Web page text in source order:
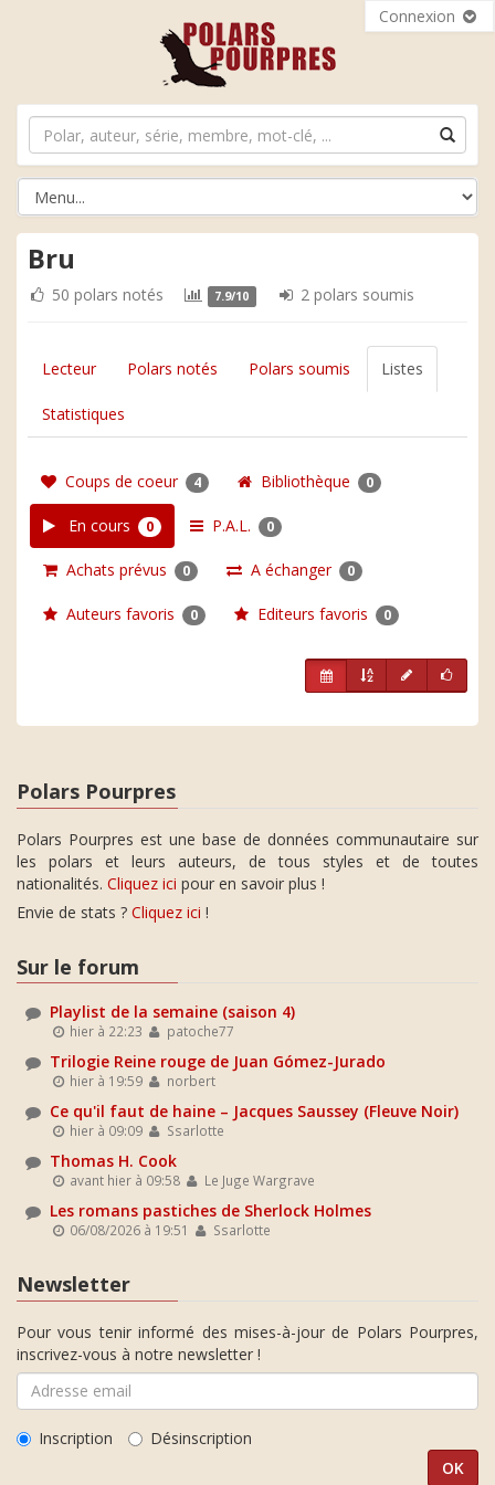
Connexion
Bru
50 polars notés 7.9/10 2 polars soumis
Lecteur Polars notés Polars soumis Listes
Statistiques
Coups de coeur 4 Bibliothèque 0
En cours 0 P.A.L. 0
Achats prévus 0 A échanger 0
Auteurs favoris 0 Editeurs favoris 0
Polars Pourpres
Polars Pourpres est une base de données communautaire sur
les polars et leurs auteurs, de tous styles et de toutes
nationalités. Cliquez ici pour en savoir plus !
Envie de stats ? Cliquez ici !
Sur le forum
Playlist de la semaine (saison 4)
hier à 22:23 patoche77
Trilogie Reine rouge de Juan Gómez-Jurado
hier à 19:59 norbert
Ce qu'il faut de haine – Jacques Saussey (Fleuve Noir)
hier à 09:09 Ssarlotte
Thomas H. Cook
avant hier à 09:58 Le Juge Wargrave
Les romans pastiches de Sherlock Holmes
06/08/2026 à 19:51 Ssarlotte
Newsletter
Pour vous tenir informé des mises-à-jour de Polars Pourpres,
inscrivez-vous à notre newsletter !
Inscription Désinscription